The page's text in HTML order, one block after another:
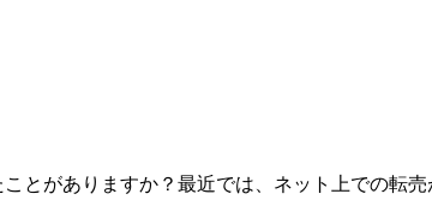
とがありますか？最近では、ネット上での転